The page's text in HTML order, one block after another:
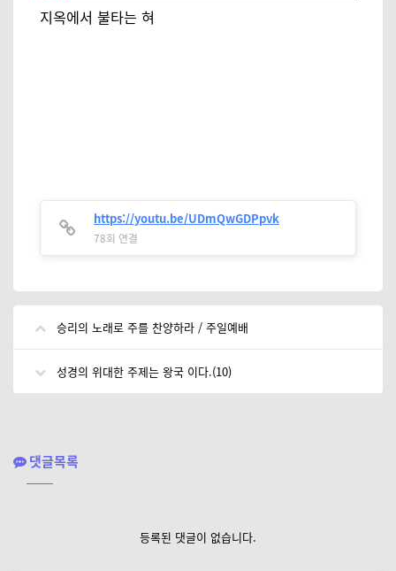
지옥에서 불타는 혀
https://youtu.be/UDmQwGDPpvk
78회 연결
승리의 노래로 주를 찬양하라 / 주일예배
성경의 위대한 주제는 왕국 이다.(10)
댓글목록
등록된 댓글이 없습니다.